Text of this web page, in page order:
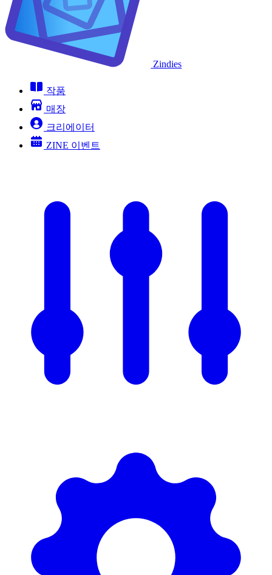
Zindies
작품
매장
크리에이터
ZINE 이벤트